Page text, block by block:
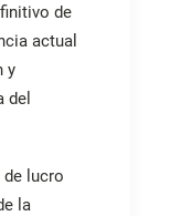
de
actual
y
del
lucro
la